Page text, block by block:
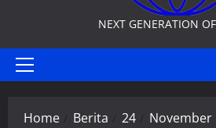
NEXT GENERATION
Primary
Home Berita 24 November